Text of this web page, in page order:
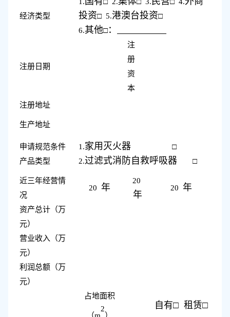
经济类型
投资□ 5.港澳台投资□
6.其他□：
注册日期
注
册
资
本
注册地址
生产地址
申请规范条件
产品类型
1.家用灭火器□
2.过滤式消防自救呼吸器□
近三年经营情
况
20年
20
年
20 年
资产总计（万
元）
营业收入（万
元）
利润总额（万
元）
占地面积
（m
2
）
自有□ 租赁□